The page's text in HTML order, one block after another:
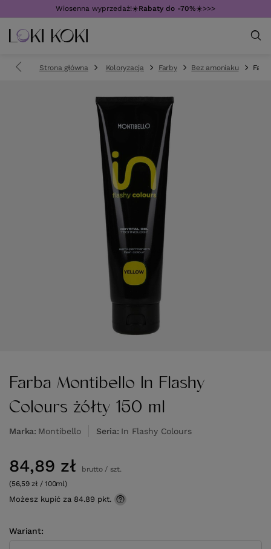
Wiosenna wyprzedaż!☀️Rabaty do -70%☀️>>>
Strona główna Koloryzacja Farby Bez amoniaku
Farba Montibello In Flashy
Colours żółty 150 ml
Marka Montibello Seria In Flashy Colours
Wariant
84,89 zł brutto/ szt.
(56,59 zł / 100ml)
Możesz kupić za 84.89 pkt.